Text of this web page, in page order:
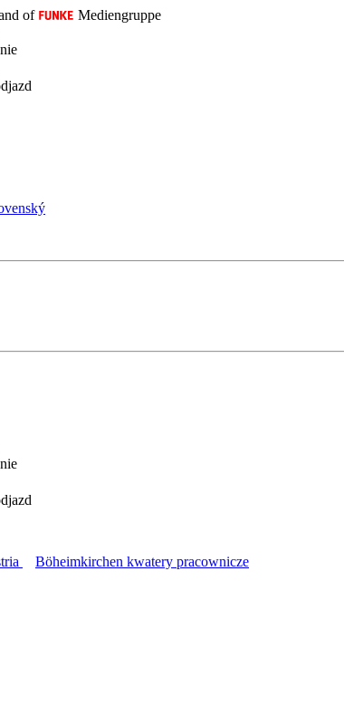
of
Mediengruppe
Böheimkirchen kwatery pracownicze